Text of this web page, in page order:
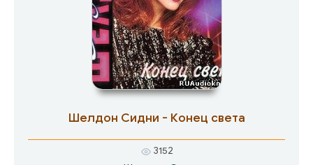
защитными чарами, наведенными
населяющими его колдунами и ведьмами.
Именно по этим следам предстоит пройти
сотруднику Отдела специальных
расследований майору Корнилову, чтобы
подтвердить свою репутацию сыщика, не
знающего неудач.
Шелдон Сидни - Конец света
3152